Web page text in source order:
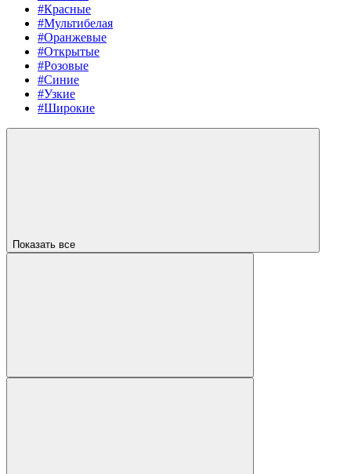
#Красные
#Мультибелая
#Оранжевые
#Открытые
#Розовые
#Синие
#Узкие
#Широкие
Показать все